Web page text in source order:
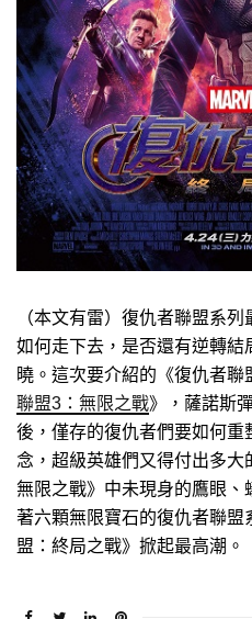
（本文有雷）復仇者聯盟系
如何走下去，是否還有逆轉
曉。這次要介紹的《復仇者聯
聯盟3：無限之戰》，薩諾斯
後，僅存的復仇者們要如何
念，超級英雄們又得付出多大
無限之戰》中未現身的鷹眼
著六顆無限寶石的復仇者聯
盟：終局之戰》掀起最高潮。